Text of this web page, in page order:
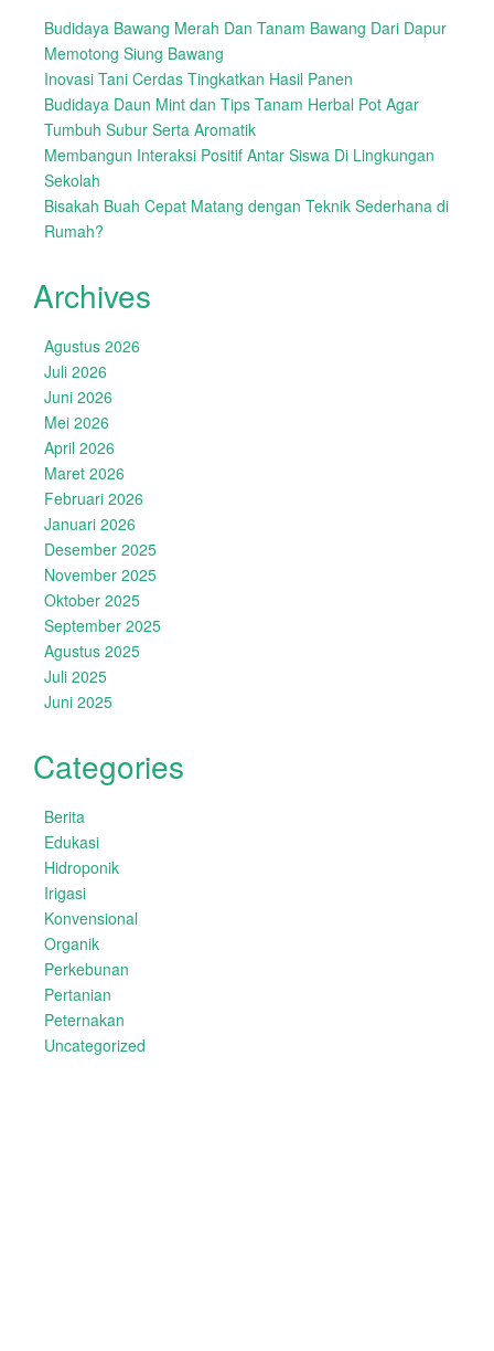
Budidaya Bawang Merah Dan Tanam Bawang Dari Dapur
Memotong Siung Bawang
Inovasi Tani Cerdas Tingkatkan Hasil Panen
Budidaya Daun Mint dan Tips Tanam Herbal Pot Agar
Tumbuh Subur Serta Aromatik
Membangun Interaksi Positif Antar Siswa Di Lingkungan
Sekolah
Bisakah Buah Cepat Matang dengan Teknik Sederhana di
Rumah?
Archives
Agustus 2026
Juli 2026
Juni 2026
Mei 2026
April 2026
Maret 2026
Februari 2026
Januari 2026
Desember 2025
November 2025
Oktober 2025
September 2025
Agustus 2025
Juli 2025
Juni 2025
Categories
Berita
Edukasi
Hidroponik
Irigasi
Konvensional
Organik
Perkebunan
Pertanian
Peternakan
Uncategorized